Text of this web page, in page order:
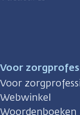
Voor
Voor
Webwinkel
Woordenboeken